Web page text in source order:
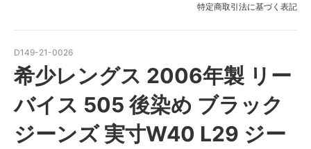
特定商取引法に基づく表記
D149-21-0026
希少レングス 2006年製 リー
バイス 505 後染め ブラック
ジーンズ 実寸W40 L29 ジー